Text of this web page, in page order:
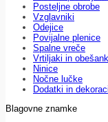
Posteljne obrobe
Vzglavniki
Odejice
Povijalne plenice
Spalne vreče
Vrtiljaki in
Ninice
Nočne lučke
Dodatki in
Blagovne znamke